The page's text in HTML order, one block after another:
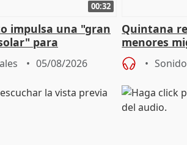
00:32
impulsa una "gran
para
05/08/2026
Quintana
menores
aportación